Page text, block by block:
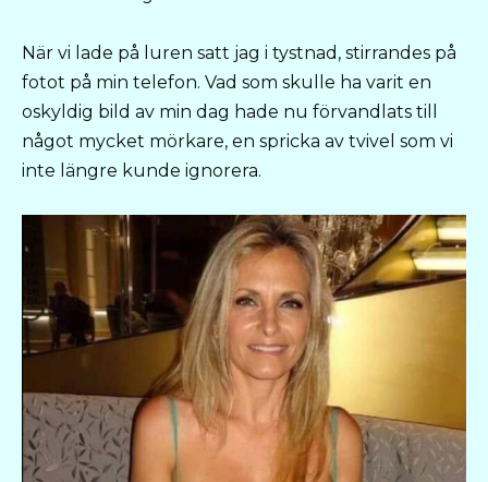
När vi lade på luren satt jag i tystnad, stirrandes på
fotot på min telefon. Vad som skulle ha varit en
oskyldig bild av min dag hade nu förvandlats till
något mycket mörkare, en spricka av tvivel som vi
inte längre kunde ignorera.